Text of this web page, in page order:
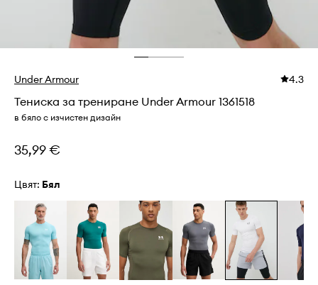
Under Armour 4.3
Тениска за трениране Under Armour 1361518
в бяло с изчистен дизайн
35,99 €
Цвят: бял